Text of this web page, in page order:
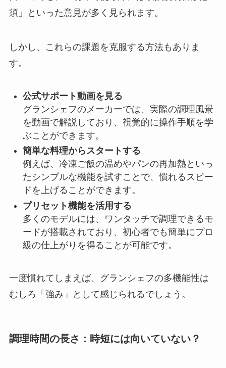
須」といった意見が多く見られます。
しかし、これらの課題を克服する方法もありま
す。
公式サポート動画を見る
グランシェフのメーカーでは、実際の調理風景
を動画で解説しており、視覚的に操作手順を学
ぶことができます。
簡単な料理からスタートする
例えば、冷凍ご飯の温めやパンの再加熱といっ
たシンプルな機能を試すことで、慣れるスピー
ドを上げることができます。
プリセット機能を活用する
多くのモデルには、ワンタッチで調理できるモ
ードが搭載されており、初心者でも簡単にプロ
級の仕上がりを得ることが可能です。
一度慣れてしまえば、グランシェフの多機能性は
むしろ「強み」として感じられるでしょう。
調理時間の長さ：時短には向いていない？